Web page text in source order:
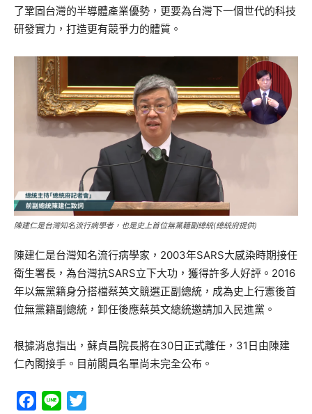
了鞏固台灣的半導體產業優勢，更要為台灣下一個世代的科技
研發實力，打造更有競爭力的體質。
陳建仁是台灣知名流行病學者，也是史上首位無黨籍副總統(總統府提供)
陳建仁是台灣知名流行病學家，2003年SARS大感染時期接任
衛生署長，為台灣抗SARS立下大功，獲得許多人好評。2016
年以無黨籍身分搭檔蔡英文競選正副總統，成為史上行憲後首
位無黨籍副總統，卸任後應蔡英文總統邀請加入民進黨。
根據消息指出，蘇貞昌院長將在30日正式離任，31日由陳建
仁內閣接手。目前閣員名單尚未完全公布。
Facebook
Line